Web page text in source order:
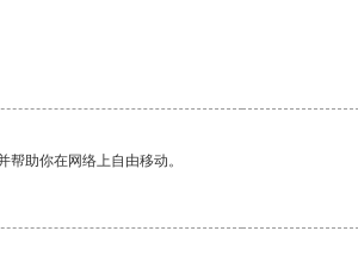
助你在网络上自由移动。